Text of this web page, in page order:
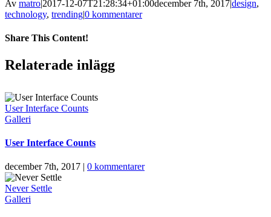
Av matro|2017-12-07T21:28:34+01:00december 7th, 2017|design,
technology, trending|0 kommentarer
Share This Content!
Facebook
X
LinkedIn
Tumblr
Pinterest
E-
post
Relaterade inlägg
User Interface Counts
Galleri
User Interface Counts
december 7th, 2017 | 0 kommentarer
Never Settle
Galleri